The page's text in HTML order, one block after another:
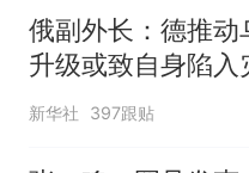
俄副外长：德推动
升级或致自身陷入
新华社 397跟贴